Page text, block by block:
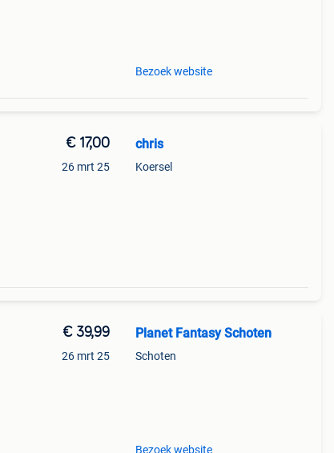
Bezoek website
€ 17,00
26 mrt 25
chris
Koersel
€ 39,99
26 mrt 25
Planet Fantasy Schoten
Schoten
Bezoek website